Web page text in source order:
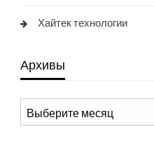
Хайтек технологии
Архивы
Архивы